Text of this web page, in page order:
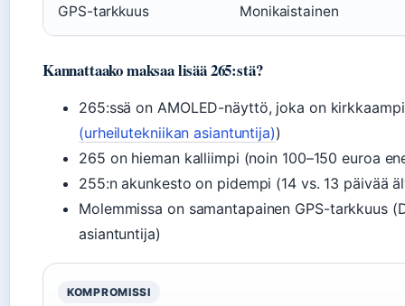
GPS-tarkkuus Monikaistainen
Kannattaako maksaa lisää 265:stä?
265:ssä on AMOLED-näyttö, joka on
(urheilutekniikan asiantuntija))
265 on hieman kalliimpi (noin 100–150 euroa
255:n akunkesto on pidempi (14 vs. 13 päivää
Molemmissa on samantapainen GPS-tarkkuus
asiantuntija)
KOMPROMISSI